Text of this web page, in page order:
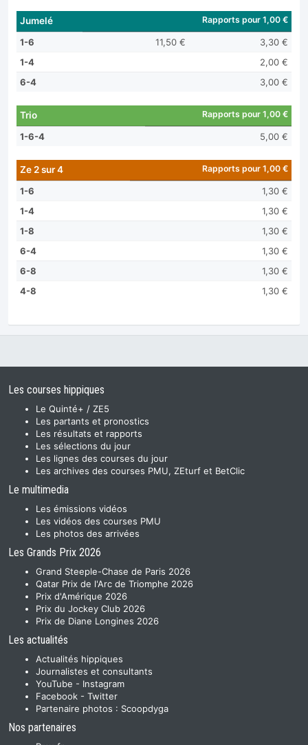
Jumelé Rapports pour 1,00 €
1-6 11,50 €
3,30 €
1-4
2,00 €
6-4
3,00 €
Trio Rapports pour 1,00 €
1-6-4 5,00 €
Ze 2 sur 4 Rapports pour 1,00 €
1-6
1,30 €
1-4
1,30 €
1-8
1,30 €
6-4
1,30 €
6-8
1,30 €
4-8
1,30 €
Les courses hippiques
Le Quinté+ / ZE5
Les partants et pronostics
Les résultats et rapports
Les sélections du jour
Les lignes des courses du jour
Les archives des courses PMU, ZEturf et BetClic
Le multimedia
Les émissions vidéos
Les vidéos des courses PMU
Les photos des arrivées
Les Grands Prix 2026
Grand Steeple-Chase de Paris 2026
Qatar Prix de l'Arc de Triomphe 2026
Prix d'Amérique 2026
Prix du Jockey Club 2026
Prix de Diane Longines 2026
Les actualités
Actualités hippiques
Journalistes et consultants
YouTube - Instagram
Facebook - Twitter
Partenaire photos : Scoopdyga
Nos partenaires